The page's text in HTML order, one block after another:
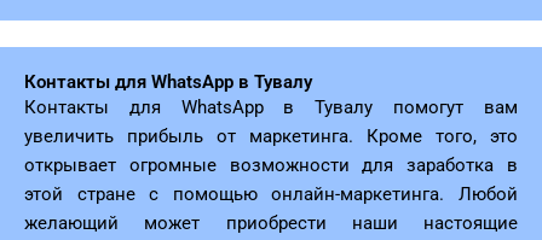
Контакты для WhatsApp в Тувалу
Контакты для WhatsApp в Тувалу помогут вам
увеличить прибыль от маркетинга. Кроме того, это
открывает огромные возможности для заработка в
этой стране с помощью онлайн-маркетинга. Любой
желающий может приобрести наши настоящие